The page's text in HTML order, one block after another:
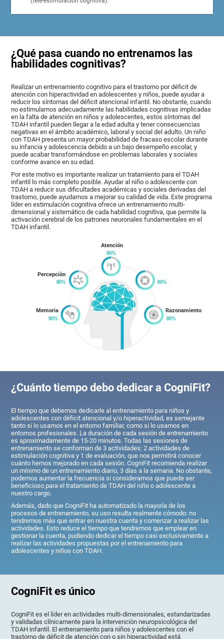
¿Qué pasa cuando no entrenamos las
habilidades cognitivas?
Realizar un entrenamiento cognitivo para el trastorno por déficit de
atención con hiperactividad en adolescentes y niños, puede ayudar a
reducir los síntomas del déficit atencional infantil. No obstante, cuando
no estimulamos adecuadamente las habilidades cognitivas implicadas
en la falta de atención en niños y adolescentes, estos síntomas del
TDAH infantil pueden llegar a la edad adulta y tener consecuencias
negativas en el ámbito académico, laboral y social del adulto. Un niño
con TDAH presenta un mayor probabilidad de fracaso escolar durante
su infancia y adolescencia debido a un bajo desempeño escolar, y
puede acabar transformándose en problemas laborales y sociales
conforme avance en su edad.
Por este motivo es importante realizar un tratamiento para el TDAH
infantil lo más completo posible. Ayudar al niño o adolescente con
TDAH a reducir sus dificultades académicas y sociales derivadas del
trastorno, puede ayudarnos a mejorar su calidad de vida. Este programa
líder en estimulación cognitiva ofrece un entrenamiento multi-
dimensional y sistemático de cada habilidad cognitiva, que permite la
activación cerebral de los patrones neuronales fundamentales en el
TDAH infantil.
Memoria
Percepción
Atención
Razonamiento
¿Cuánto tiempo debo dedicar a CogniFit?
El tiempo que debemos dedicarle al entrenamiento para niños y
adolescentes con déficit atencional y/o hiperactividad, es semejante
tanto si lo usamos en el entorno familiar, como si lo usamos en
entornos profesionales. La duración de cada sesión de entrenamiento
es aproximadamente de 15-20 minutos. Todas las sesiones de
entrenamiento se conforman de 3 actividades: 2 actividades de
estimulación cognitiva y 1 de evaluación, que nos permitirá conocer
cuánto hemos mejorado en cada sesión. CogniFit recomienda realizar
un mínimo de un entrenamiento diario, 3 días a la semana. No obstante,
podemos aumentar la frecuencia si consideramos que puede ser
beneficioso para el tratamiento de TDAH del niño o adolescente a
nuestro cargo.
Además, dado que CogniFit ha automatizado la mayoría de los
procesos de entrenamiento, su uso resulta realmente cómodo: no
tendremos más que entrar en nuestra cuenta y comenzar a realizar las
actividades. Esto reduce el tiempo que tendremos que emplear en
gestionar la cuenta, pudiendo dedicar el tiempo casi exclusivamente a
realizar las actividades propuestas por el entrenamiento para
adolescentes y niños con TDAH.
CogniFit es único
CogniFit es el líder en actividades multi-dimensionales, estandarizadas
y validadas clínicamente para la intervención neuropsicológica del
TDAH infantil. El entrenamiento para niños y adolescentes con el
trastorno de déficit de atención con o sin hiperactividad está